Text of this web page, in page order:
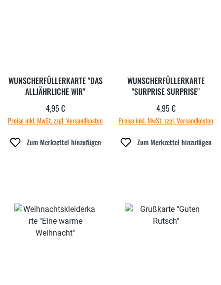
WUNSCHERFÜLLERKARTE "DAS
ALLJÄHRLICHE WIR"
Regulärer Preis:
4,95 €
Preise inkl. MwSt. zzgl. Versandkosten
Zum Merkzettel hinzufügen
WUNSCHERFÜLLERKARTE
"SURPRISE SURPRISE"
Regulärer Preis:
4,95 €
Preise inkl. MwSt. zzgl. Versandkosten
Zum Merkzettel hinzufügen